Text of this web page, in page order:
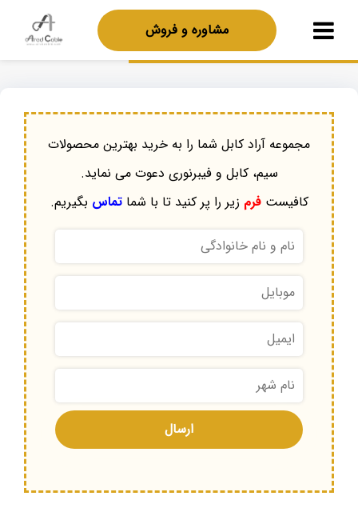
مشاوره و فروش
مجموعه آراد کابل شما را به خرید بهترین محصولات
سیم، کابل و فیبرنوری دعوت می نماید.
کافیستفرم زیر را پر کنید تا با شماتماس بگیریم.